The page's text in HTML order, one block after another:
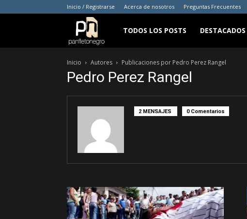
Inicio / Registrarse Acerca de nosotros Preguntas Frecuentes
panfletonegro
TODOS LOS POSTS DESTACADOS
Inicio Autores Publicaciones por Pedro Perez Rangel
Pedro Perez Rangel
2 MENSAJES 0 Comentarios